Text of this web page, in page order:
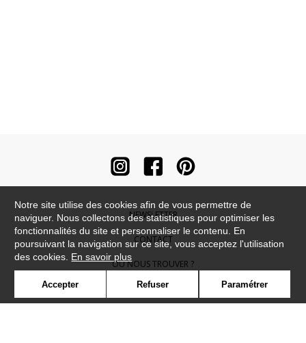
NEWSLETTER
CONTACT
OÙ NOUS TROUVER ?
CONTRACT
Notre site utilise des cookies afin de vous permettre de
naviguer. Nous collectons des statistiques pour optimiser les
fonctionnalités du site et personnaliser le contenu. En
poursuivant la navigation sur ce site, vous acceptez l'utilisation
des cookies. En savoir plus
Accepter Refuser Paramétrer